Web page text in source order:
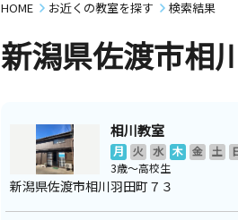
HOME お近くの教室を探す 検索結果
新潟県佐渡市相
相川教室
月 火 水 木 金 土
3歳～高校生
新潟県佐渡市相川羽田町７３